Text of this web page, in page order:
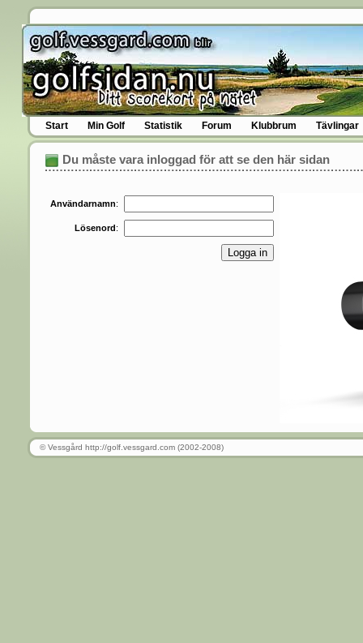
Start Min Golf Statistik Forum Klubbrum Tävlingar
Du måste vara inloggad för att se den här sidan
Användarnamn:
Lösenord:
© Vessgård http://golf.vessgard.com (2002-2008)